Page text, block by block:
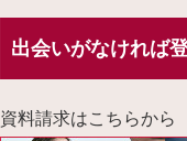
出会いがなければ
資料請求はこちらから